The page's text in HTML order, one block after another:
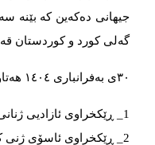
جیهانی دەکەین کە بێنە
گەلی کورد و کوردستان
٣٠ی بەفرانباری ١٤٠٤ هەتاوی
1_ ڕێکخراوی ئازادیی ژنانی کوردستان (نینا)
2_ ڕێکخراوی ئاسۆی ژنی کورد_ژنانی کۆمەڵە